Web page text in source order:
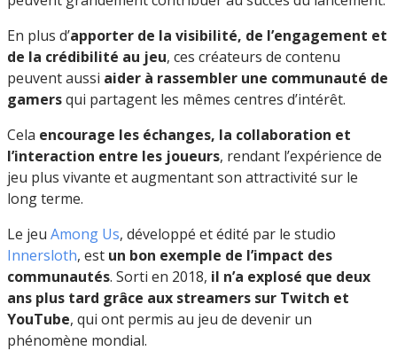
En plus d’apporter de la visibilité, de l’engagement et
de la crédibilité au jeu, ces créateurs de contenu
peuvent aussi aider à rassembler une communauté de
gamersqui partagent les mêmes centres d’intérêt.
Cela encourage les échanges, la collaboration et
l’interaction entre les joueurs, rendant l’expérience de
jeu plus vivante et augmentant son attractivité sur le
long terme.
Le jeu Among Us, développé et édité par le studio
Innersloth, est un bon exemple de l’impact des
communautés. Sorti en 2018, il n’a explosé que deux
ans plus tard grâce aux streamers sur Twitch et
YouTube, qui ont permis au jeu de devenir un
phénomène mondial.